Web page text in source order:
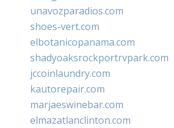
unavozparadios.com
shoes-vert.com
elbotanicopanama.com
shadyoaksrockportrvpark.com
jccoinlaundry.com
kautorepair.com
marjaeswinebar.com
elmazatlanclinton.com